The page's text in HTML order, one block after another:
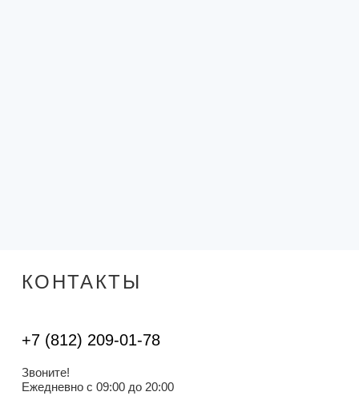
КОНТАКТЫ
+7 (812) 209-01-78
Звоните!
Ежедневно с 09:00 до 20:00